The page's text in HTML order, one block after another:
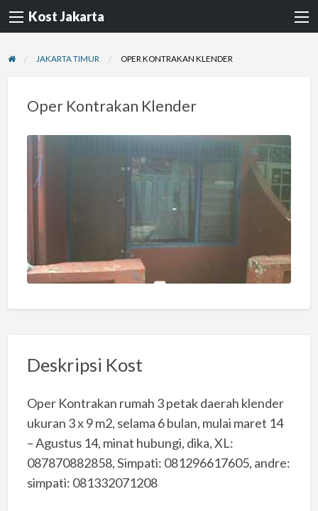
Kost Jakarta
JAKARTA TIMUR OPER KONTRAKAN KLENDER
Oper Kontrakan Klender
Deskripsi Kost
Oper Kontrakan rumah 3 petak daerah klender
ukuran 3 x 9 m2, selama 6 bulan, mulai maret 14
– Agustus 14, minat hubungi, dika, XL:
087870882858, Simpati: 081296617605, andre:
simpati: 081332071208